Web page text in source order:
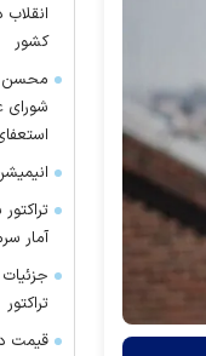
کشور
محسن
شورای
آمار
تراکتور
قیمت